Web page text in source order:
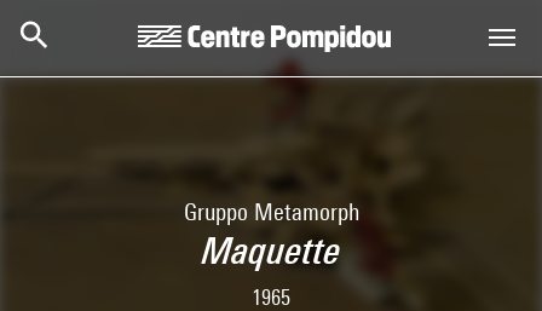
Gruppo Metamorph
Maquette
1965